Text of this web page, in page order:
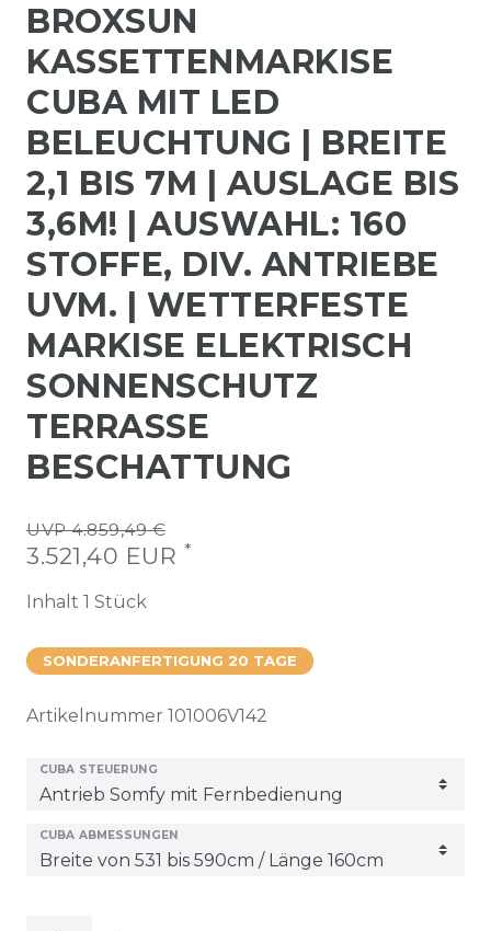
BROXSUN
KASSETTENMARKISE
CUBA MIT LED
BELEUCHTUNG | BREITE
2,1 BIS 7M | AUSLAGE BIS
3,6M! | AUSWAHL: 160
STOFFE, DIV. ANTRIEBE
UVM. | WETTERFESTE
MARKISE ELEKTRISCH
SONNENSCHUTZ
TERRASSE
BESCHATTUNG
UVP 4.859,49 €
3.521,40 EUR *
Inhalt 1 Stück
SONDERANFERTIGUNG 20 TAGE
Artikelnummer 101006V142
CUBA STEUERUNG
CUBA ABMESSUNGEN